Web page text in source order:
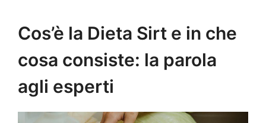
Cos’è la Dieta Sirt e in che
cosa consiste: la parola
agli esperti